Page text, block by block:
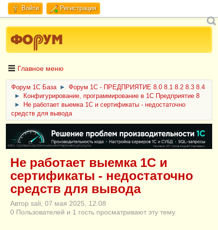
Войти Регистрация
Главное меню
Форум 1C База ►
Форум 1С - ПРЕДПРИЯТИЕ 8.0 8.1 8.2 8.3 8.4
►
Конфигурирование, программирование в 1С Предприятие 8
►
Не работает выемка 1С и сертификаты - недостаточно
средств для вывода
ERID: CQH36pWzJqVJD4xVLsnhcU4hVPNjkBZe8KKxjJiYySyZAz
Не работает выемка 1С и
сертификаты - недостаточно
средств для вывода
Автор sali, 07 мая 2025, 12:08
0 Пользователей и 1 гость просматривают эту тему.